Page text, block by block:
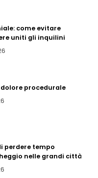
come evitare
uniti gli inquilini
procedurale
perdere tempo
nelle grandi città